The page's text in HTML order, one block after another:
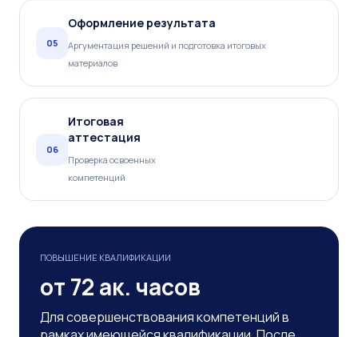
05
Оформление результата
Аргументация решений и подготовка итоговых
материалов
06
Итоговая
аттестация
Проверка освоенных
компетенций
ПОВЫШЕНИЕ КВАЛИФИКАЦИИ
от 72 ак. часов
Для совершенствования компетенций в